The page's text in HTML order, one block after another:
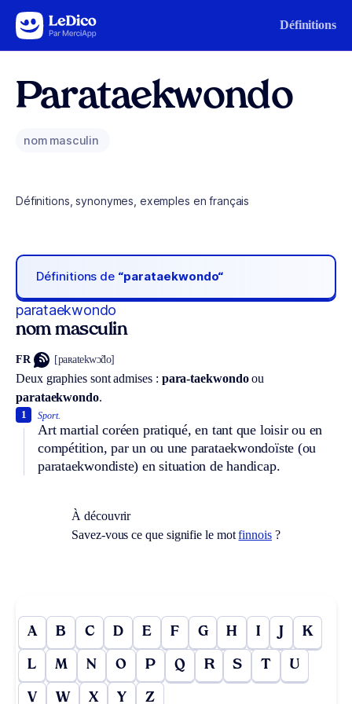
Aller au contenu Définitions
Parataekwondo
nom masculin
Définitions, synonymes, exemples en français
Définitions de “parataekwondo“
parataekwondo
nom masculin
FR [paʀatekwɔ̃do]
Deux graphies sont admises : para-taekwondoou
parataekwondo.
Sport.
Art martial coréen pratiqué, en tant que loisir ou en
compétition, par un ou une parataekwondoïste (ou
parataekwondiste) en situation de handicap.
1
À découvrir
Savez-vous ce que signifie le motfinnois?
A B C D E F G H I J K
L M N O P Q R S T U
V W X Y Z